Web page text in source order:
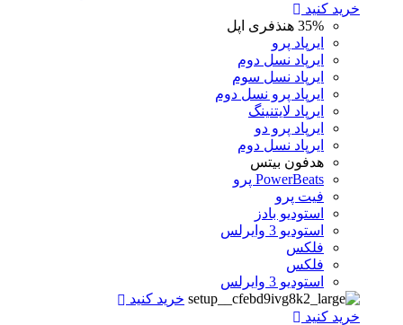
خرید کنید
35% هنذفری اپل
ایرپاد پرو
ایرپاد نسل دوم
ایرپاد نسل سوم
ایرپاد پرو نسل دوم
ایرپاد لایتنینگ
ایرپاد پرو دو
ایرپاد نسل دوم
هدفون بیتس
PowerBeats پرو
فیت پرو
استودیو بادز
استودیو 3 وایرلس
فلکس
فلکس
استودیو 3 وایرلس
خرید کنید
خرید کنید